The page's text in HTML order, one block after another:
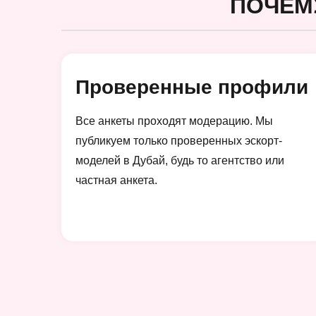
Проверенные профили
Все анкеты проходят модерацию. Мы
публикуем только проверенных эскорт-
моделей в Дубай, будь то агентство или
частная анкета.